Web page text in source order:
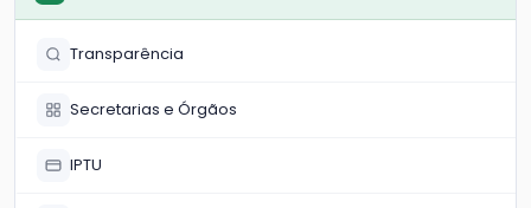
Transparência
Secretarias e Órgãos
IPTU